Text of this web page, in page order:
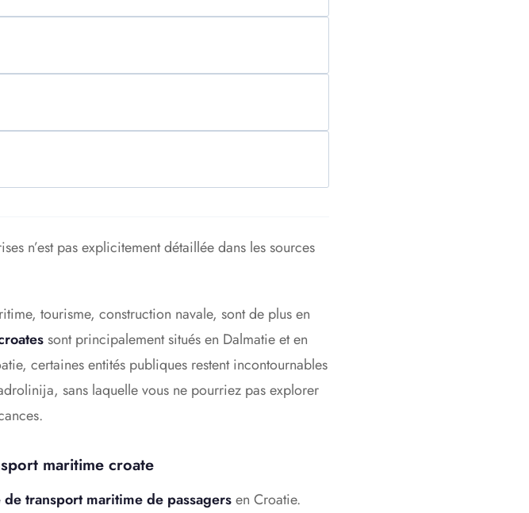
n’est pas explicitement détaillée dans les sources
tourisme, construction navale, sont de plus en
sont principalement situés en Dalmatie et en
certaines entités publiques restent incontournables
sans laquelle vous ne pourriez pas explorer
maritime croate
transport maritime de passagersen Croatie.